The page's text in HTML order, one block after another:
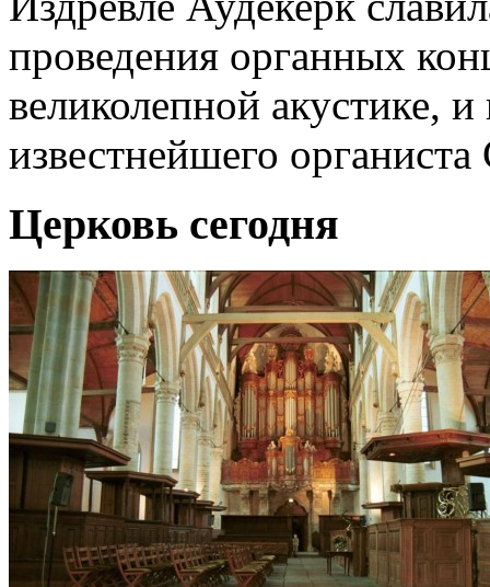
проведения органных
великолепной акустике,
известнейшего
Церковь сегодня